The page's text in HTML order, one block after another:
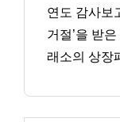
연도 감사보
거절’을 받
래소의 상장